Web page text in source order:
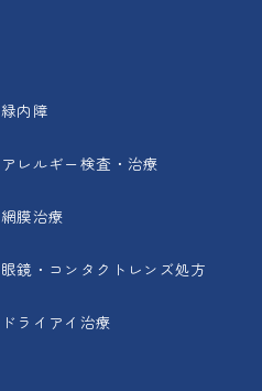
緑内障
アレルギー検査・治療
網膜治療
眼鏡・コンタクトレンズ処方
ドライアイ治療